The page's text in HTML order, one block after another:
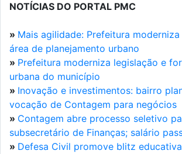
NOTÍCIAS DO PORTAL PMC
» Mais agilidade: Prefeitura
área de planejamento urbano
» Prefeitura moderniza legislação e
urbana do município
» Inovação e investimentos: bairro
vocação de Contagem para negócios
» Contagem abre processo seletivo
subsecretário de Finanças; salário
» Defesa Civil promove blitz